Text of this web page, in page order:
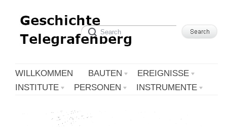
WILLKOMMEN BAUTEN
EREIGNISSE
INSTITUTE
PERSONEN INSTRUMENTE